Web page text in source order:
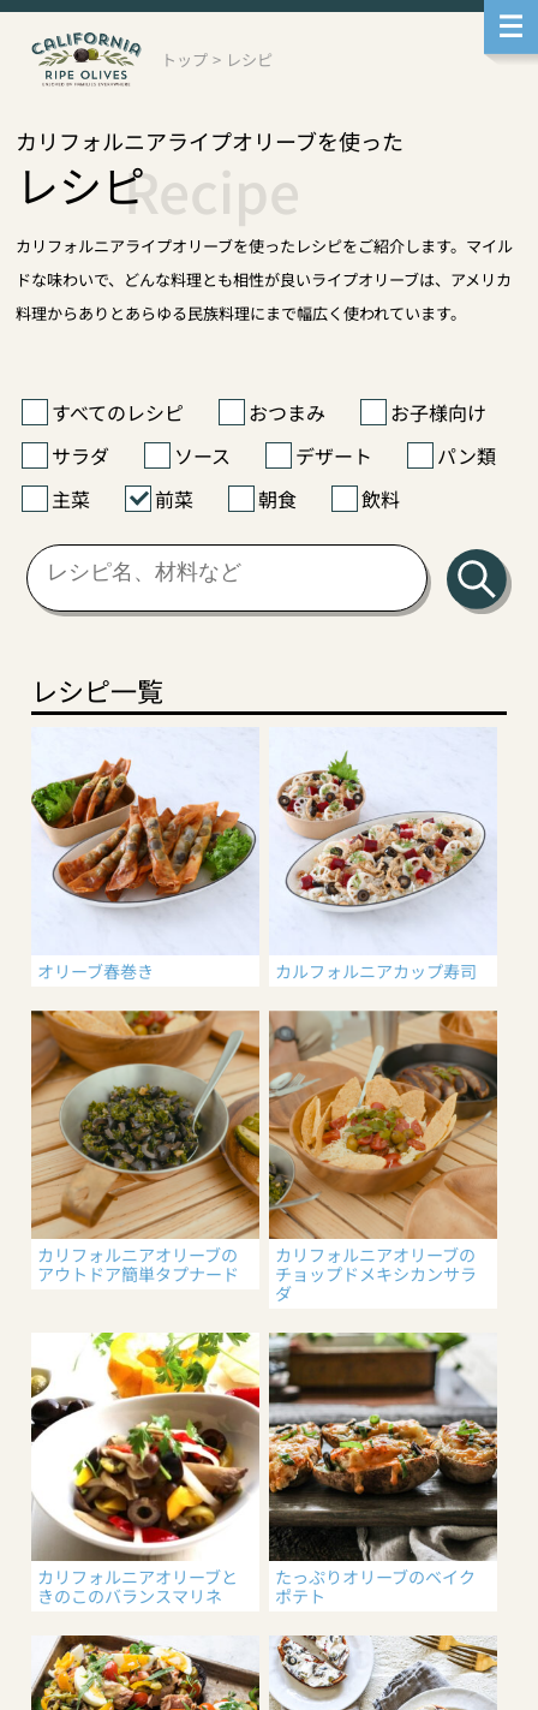
メ
動
本
動
サ
メ
ニ
トップ > レシピ
カリフォルニアライプオリーブを使った
レシピRecipe
カリフォルニアライプオリーブを使ったレシピをご紹介します。マイル
ドな味わいで、どんな料理とも相性が良いライプオリーブは、アメリカ
料理からありとあらゆる民族料理にまで幅広く使われています。
すべてのレシピ おつまみ
お子様向け
サラダ
ソース デザート
パン類
主菜
前菜 朝食 飲料
レシピ一覧
オリーブ春巻き カルフォルニアカップ寿司
カリフォルニアオリーブの
アウトドア簡単タプナード
カリフォルニアオリーブの
チョップドメキシカンサラ
ダ
カリフォルニアオリーブと
きのこのバランスマリネ
たっぷりオリーブのベイク
ポテト